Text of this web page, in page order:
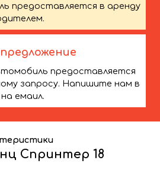
предоставляется в аренду
предоставляется
запросу. Напишите нам в
емаил.
Спринтер 18